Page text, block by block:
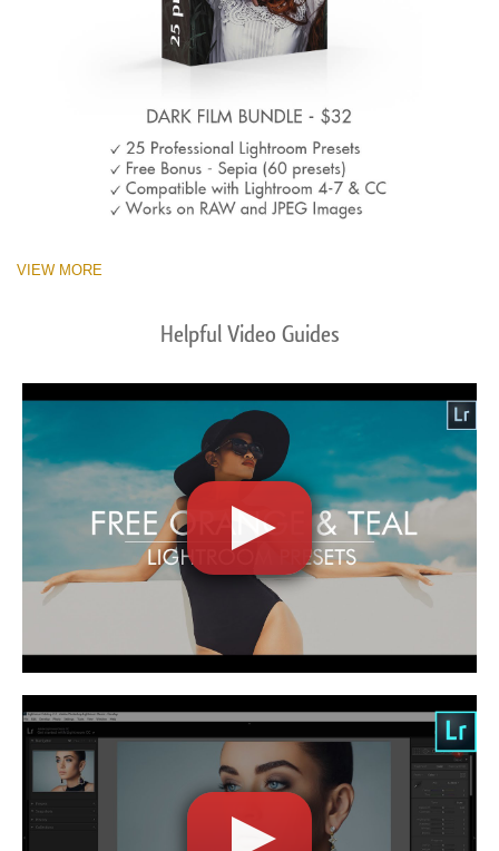
VIEW MORE
Helpful Video Guides